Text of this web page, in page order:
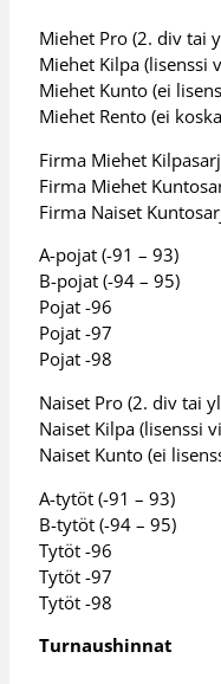
Miehet Pro (2. div tai
Miehet Kilpa (lisenssi
Miehet Kunto (ei
Miehet Rento (ei
Firma Miehet
Firma Miehet
Firma Naiset
A-pojat (-91 – 93)
B-pojat (-94 – 95)
Pojat -96
Pojat -97
Pojat -98
Naiset Pro (2. div tai
Naiset Kilpa (lisenssi
Naiset Kunto (ei
A-tytöt (-91 – 93)
B-tytöt (-94 – 95)
Tytöt -96
Tytöt -97
Tytöt -98
Turnaushinnat